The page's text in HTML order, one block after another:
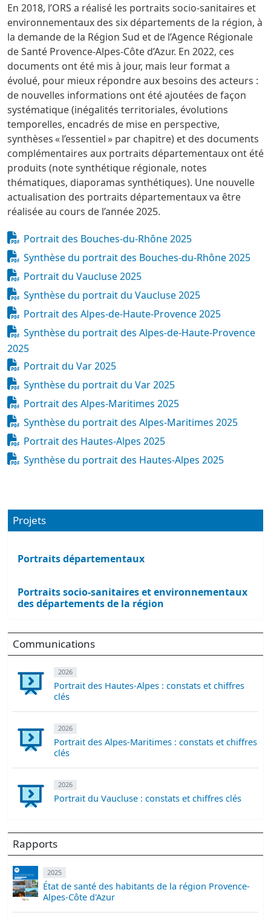
En 2018, l’ORS a réalisé les portraits socio-sanitaires et
environnementaux des six départements de la région, à
la demande de la Région Sud et de l’Agence Régionale
de Santé Provence-Alpes-Côte d’Azur. En 2022, ces
documents ont été mis à jour, mais leur format a
évolué, pour mieux répondre aux besoins des acteurs :
de nouvelles informations ont été ajoutées de façon
systématique (inégalités territoriales, évolutions
temporelles, encadrés de mise en perspective,
synthèses « l’essentiel » par chapitre) et des documents
complémentaires aux portraits départementaux ont été
produits (note synthétique régionale, notes
thématiques, diaporamas synthétiques). Une nouvelle
actualisation des portraits départementaux va être
réalisée au cours de l’année 2025.
Document
Portrait des Bouches-du-Rhône 2025
Document
Synthèse du portrait des Bouches-du-Rhône 2025
Document
Portrait du Vaucluse 2025
Document
Synthèse du portrait du Vaucluse 2025
Document
Portrait des Alpes-de-Haute-Provence 2025
Document
Synthèse du portrait des Alpes-de-Haute-Provence
2025
Document
Portrait du Var 2025
Document
Synthèse du portrait du Var 2025
Document
Portrait des Alpes-Maritimes 2025
Document
Synthèse du portrait des Alpes-Maritimes 2025
Document
Portrait des Hautes-Alpes 2025
Document
Synthèse du portrait des Hautes-Alpes 2025
Projets
Portraits départementaux
Portraits socio-sanitaires et environnementaux
des départements de la région
Communications
2026
Portrait des Hautes-Alpes : constats et chiffres
clés
2026
Portrait des Alpes-Maritimes : constats et chiffres
clés
2026
Portrait du Vaucluse : constats et chiffres clés
Rapports
2025
État de santé des habitants de la région Provence-
Alpes-Côte d'Azur